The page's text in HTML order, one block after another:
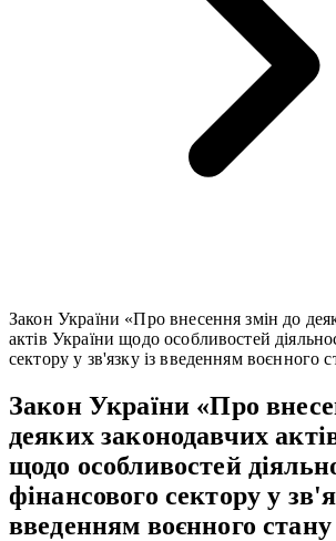
Закон України «Про внесення змін до
актів України щодо особливостей
сектору у зв'язку із введенням воєнного
Закон України «Про
деяких законодавчих
щодо особливостей
фінансового сектору у
введенням воєнного стану